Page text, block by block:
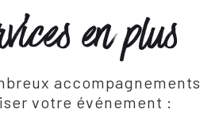
en plus
accompagnements
votre événement :